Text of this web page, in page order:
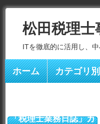
松田税理
ITを徹底的に活用し、
ホーム カテゴリ
「税理士業務日誌」カ